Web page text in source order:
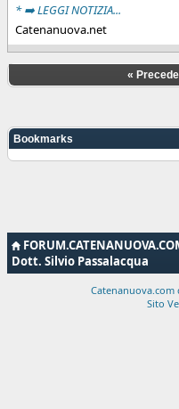
* ➡️ LEGGI NOTIZIA...
Catenanuova.net
«
Bookmarks
Dott. Silvio Passalacqua
Catenanuova.com
Sito